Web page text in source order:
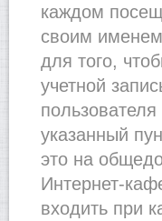
каждом
своим
для того,
учетной
указанный
это на
Интернет-
входить при